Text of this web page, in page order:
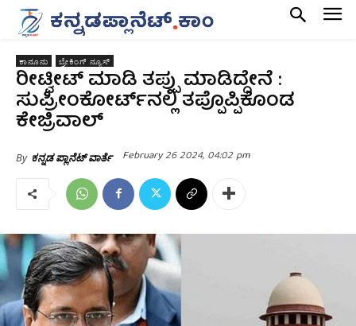
ಕಾನೂನು ಬ್ರೇಕಿಂಗ್ ನ್ಯೂಸ್
ರೀಟ್ವೀಟ್ ಮಾಡಿ ತಪ್ಪು ಮಾಡಿದ್ದೇನೆ :
ಸುಪ್ರೀಂಕೋರ್ಟ್‌ನಲ್ಲಿ ತಪ್ಪೊಪ್ಪಿಕೊಂಡ
ಕೇಜ್ರಿವಾಲ್‌
By ಕನ್ನಡ ಪ್ಲಾನೆಟ್ ವಾರ್ತೆ February 26 2024, 04:02 pm